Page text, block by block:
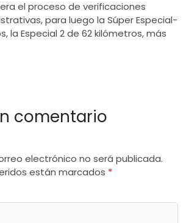
el proceso de verificaciones
para luego la Súper Especial-
la Especial 2 de 62 kilómetros, más
comentario
electrónico no será publicada.
están marcados *